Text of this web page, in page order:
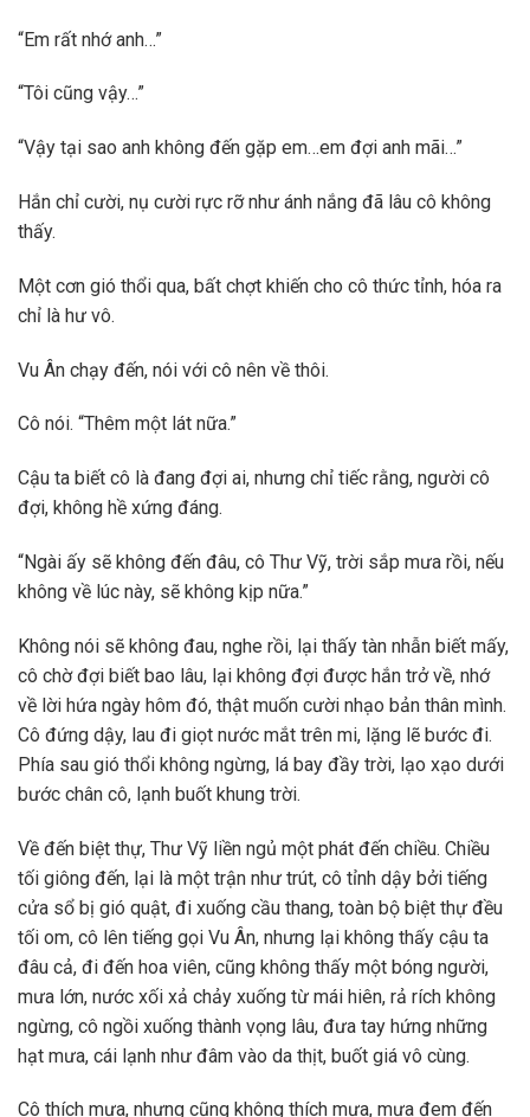
“Em rất nhớ anh…”
“Tôi cũng vậy…”
“Vậy tại sao anh không đến gặp em…em đợi anh mãi…”
Hắn chỉ cười, nụ cười rực rỡ như ánh nắng đã lâu cô không
thấy.
Một cơn gió thổi qua, bất chợt khiến cho cô thức tỉnh, hóa ra
chỉ là hư vô.
Vu Ân chạy đến, nói với cô nên về thôi.
Cô nói. “Thêm một lát nữa.”
Cậu ta biết cô là đang đợi ai, nhưng chỉ tiếc rằng, người cô
đợi, không hề xứng đáng.
“Ngài ấy sẽ không đến đâu, cô Thư Vỹ, trời sắp mưa rồi, nếu
không về lúc này, sẽ không kịp nữa.”
Không nói sẽ không đau, nghe rồi, lại thấy tàn nhẫn biết mấy,
cô chờ đợi biết bao lâu, lại không đợi được hắn trở về, nhớ
về lời hứa ngày hôm đó, thật muốn cười nhạo bản thân mình.
Cô đứng dậy, lau đi giọt nước mắt trên mi, lặng lẽ bước đi.
Phía sau gió thổi không ngừng, lá bay đầy trời, lạo xạo dưới
bước chân cô, lạnh buốt khung trời.
Về đến biệt thự, Thư Vỹ liền ngủ một phát đến chiều. Chiều
tối giông đến, lại là một trận như trút, cô tỉnh dậy bởi tiếng
cửa sổ bị gió quật, đi xuống cầu thang, toàn bộ biệt thự đều
tối om, cô lên tiếng gọi Vu Ân, nhưng lại không thấy cậu ta
đâu cả, đi đến hoa viên, cũng không thấy một bóng người,
mưa lớn, nước xối xả chảy xuống từ mái hiên, rả rích không
ngừng, cô ngồi xuống thành vọng lâu, đưa tay hứng những
hạt mưa, cái lạnh như đâm vào da thịt, buốt giá vô cùng.
Cô thích mưa, nhưng cũng không thích mưa, mưa đem đến